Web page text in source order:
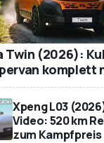
Twin (2026):
komplett
Xpeng L03
Video: 520 km
zum Kampfpreis